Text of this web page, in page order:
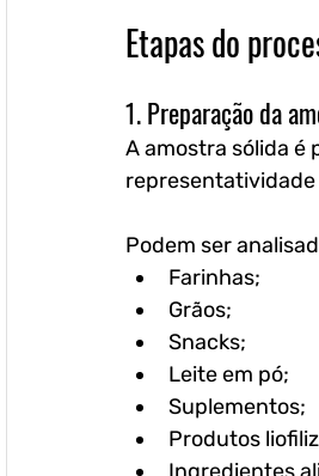
Etapas do
1. Preparação da
A amostra sólida é
Podem ser
Farinhas;
Grãos;
Snacks;
Leite em pó;
Suplementos;
Produtos